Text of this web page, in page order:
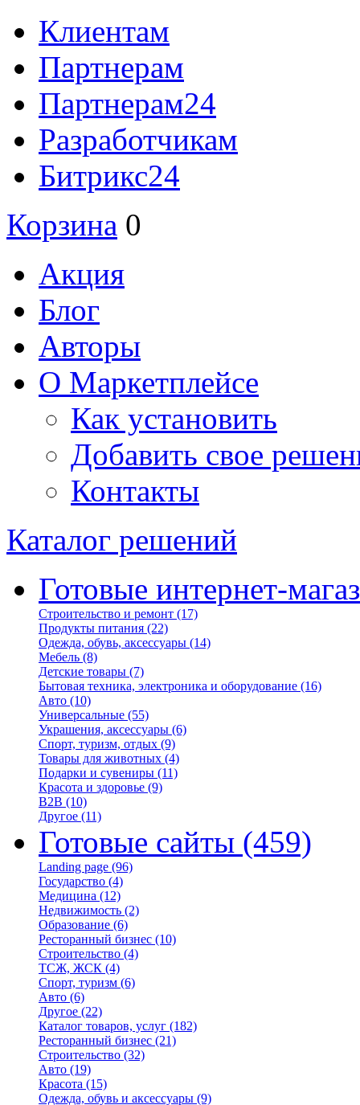
Клиентам
Партнерам
Партнерам24
Разработчикам
Битрикс24
Корзина 0
Акция
Блог
Авторы
О Маркетплейсе
Как установить
Добавить свое
Контакты
Каталог решений
Готовые интернет-
Строительство и ремонт (17)
Продукты питания (22)
Одежда, обувь, аксессуары (14)
Мебель (8)
Детские товары (7)
Бытовая техника, электроника и оборудование (16)
Авто (10)
Универсальные (55)
Украшения, аксессуары (6)
Спорт, туризм, отдых (9)
Товары для животных (4)
Подарки и сувениры (11)
Красота и здоровье (9)
B2B (10)
Другое (11)
Готовые сайты (459)
Landing page (96)
Государство (4)
Медицина (12)
Недвижимость (2)
Образование (6)
Ресторанный бизнес (10)
Строительство (4)
ТСЖ, ЖСК (4)
Спорт, туризм (6)
Авто (6)
Другое (22)
Каталог товаров, услуг (182)
Ресторанный бизнес (21)
Строительство (32)
Авто (19)
Красота (15)
Одежда, обувь и аксессуары (9)